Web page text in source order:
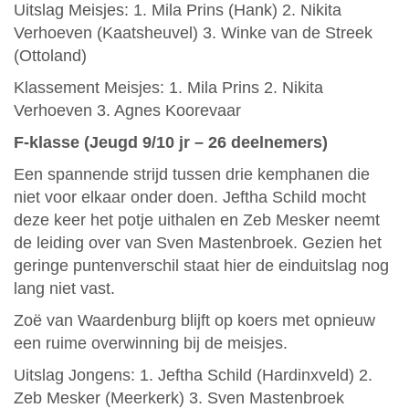
Uitslag Meisjes: 1. Mila Prins (Hank) 2. Nikita
Verhoeven (Kaatsheuvel) 3. Winke van de Streek
(Ottoland)
Klassement Meisjes: 1. Mila Prins 2. Nikita
Verhoeven 3. Agnes Koorevaar
F-klasse (Jeugd 9/10 jr – 26 deelnemers)
Een spannende strijd tussen drie kemphanen die
niet voor elkaar onder doen. Jeftha Schild mocht
deze keer het potje uithalen en Zeb Mesker neemt
de leiding over van Sven Mastenbroek. Gezien het
geringe puntenverschil staat hier de einduitslag nog
lang niet vast.
Zoë van Waardenburg blijft op koers met opnieuw
een ruime overwinning bij de meisjes.
Uitslag Jongens: 1. Jeftha Schild (Hardinxveld) 2.
Zeb Mesker (Meerkerk) 3. Sven Mastenbroek